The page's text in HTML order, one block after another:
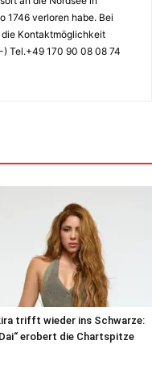
1746 verloren habe. Bei
die Kontaktmöglichkeit
Tel.+49 170 90 08 08 74
trifft wieder ins Schwarze:
Dai“ erobert die Chartspitze